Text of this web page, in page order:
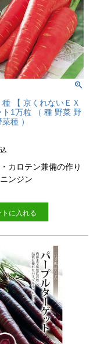
【 京くれないＥＸ
ト1万粒 （ 種 野菜 野
種 ）
カロテン兼備の作り
ンジン
トに入れる